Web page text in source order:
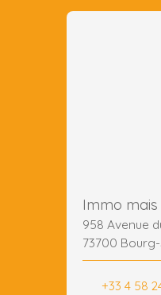
Immo
958 Avenue
73700
+33 4 58